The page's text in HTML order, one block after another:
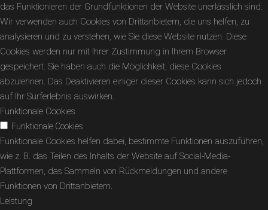
das Funktionieren der Grundfunktionen der Website unerlässlich sind.
Wir verwenden auch Cookies von Drittanbietern, die uns helfen, zu
analysieren und zu verstehen, wie Sie diese Website nutzen. Diese
Cookies werden nur mit Ihrer Zustimmung in Ihrem Browser
gespeichert. Sie haben auch die Möglichkeit, diese Cookies
abzulehnen. Das Deaktivieren einiger dieser Cookies kann sich jedoch
auf Ihr Surferlebnis auswirken.
Funktionale Cookies
Funktionale Cookies
Funktionale Cookies helfen dabei, bestimmte Funktionen auszuführen,
wie z. B. das Teilen des Inhalts der Website auf Social-Media-
Plattformen, das Sammeln von Rückmeldungen und andere
Funktionen von Drittanbietern.
Leistung